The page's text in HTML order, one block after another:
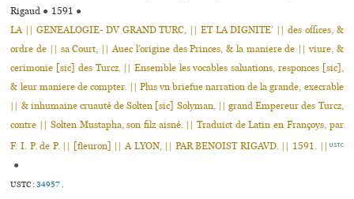
Rigaud ● 1591 ●
LA || GENEALOGIE- DV GRAND TURC, || ET LA DIGNITE’ || des offices, &
ordre de || sa Court, || Auec l’origine des Princes, & la maniere de || viure, &
cerimonie [sic] des Turcz. || Ensemble les vocables saluations, responces [sic],
& leur maniere de compter. || Plus vn briefue narration de la grande, execrable
|| & inhumaine cruauté de Solten [sic] Solyman, || grand Empereur des Turcz,
contre || Solten Mustapha, son filz aisné. || Traduict de Latin en Françoys, par
F. I. P. de P. || [fleuron] || A LYON, || PAR BENOIST RIGAVD. || 1591. ||
USTC
●
USTC :34957.